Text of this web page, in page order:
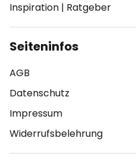
Inspiration | Ratgeber
Seiteninfos
AGB
Datenschutz
Impressum
Widerrufsbelehrung